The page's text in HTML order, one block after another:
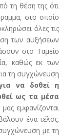
τη θέση της ότι
στο οποίο
όλες τις
των αυξήσεων
στο Ταμείο
καθώς εκ των
τη συγχώνευση
να δοθεί η
ως τα μέσα
εμφανίζονται
ένα τέλος.
με τη